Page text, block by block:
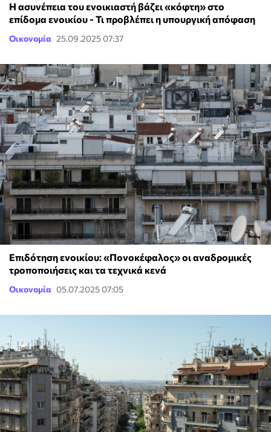
Η ασυνέπεια του ενοικιαστή βάζει «κόφτη» στο
επίδομα ενοικίου - Τι προβλέπει η υπουργική απόφαση
Οικονομία 25.09.2025 07:37
Επιδότηση ενοικίου: «Πονοκέφαλος» οι αναδρομικές
τροποποιήσεις και τα τεχνικά κενά
Οικονομία 05.07.2025 07:05